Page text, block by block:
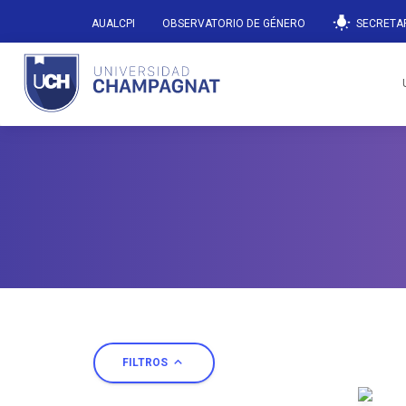
AUALCPI OBSERVATORIO DE GÉNERO wb_incandescent
FILTROS expand_less